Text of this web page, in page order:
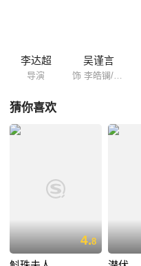
李达超
导演
吴谨言
饰 李皓镧/赵姬
猜你喜欢
4.8